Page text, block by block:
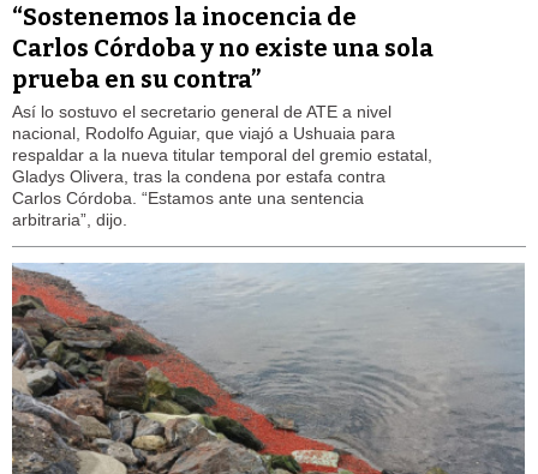
“Sostenemos la inocencia de
Carlos Córdoba y no existe una sola
prueba en su contra”
Así lo sostuvo el secretario general de ATE a nivel
nacional, Rodolfo Aguiar, que viajó a Ushuaia para
respaldar a la nueva titular temporal del gremio estatal,
Gladys Olivera, tras la condena por estafa contra
Carlos Córdoba. “Estamos ante una sentencia
arbitraria”, dijo.